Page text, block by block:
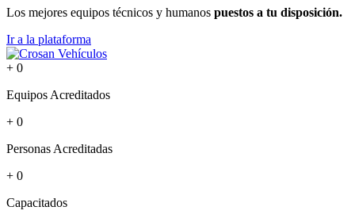
Los mejores equipos técnicos y humanos puestos a tu disposición.
Ir a la plataforma
+ 0
Equipos Acreditados
+ 0
Personas Acreditadas
+ 0
Capacitados